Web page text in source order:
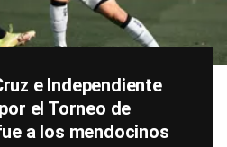
e Independiente
el Torneo de
a los mendocinos